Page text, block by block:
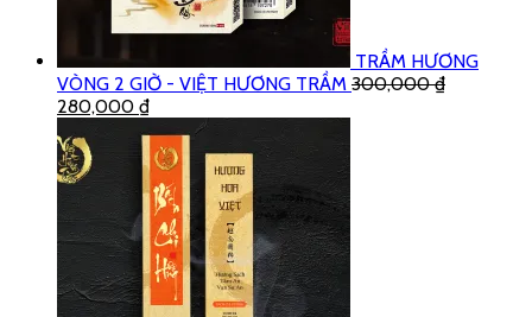
TRẦM HƯƠNG
VÒNG 2 GIỜ - VIỆT HƯƠNG TRẦM 300,000₫
280,000 ₫